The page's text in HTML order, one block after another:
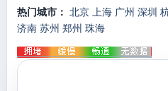
热门城市： 北京 上海 广州 深圳
济南 苏州 郑州 珠海